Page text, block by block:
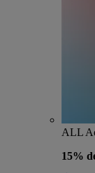
ALL
15%